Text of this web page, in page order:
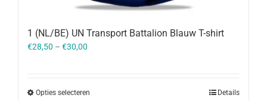
1 (NL/BE) UN Transport Battalion Blauw T-shirt
€28,50 – €30,00
Opties selecteren Details